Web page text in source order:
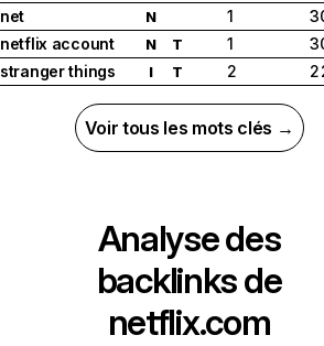
net
N 1
netflix account
N T 1
stranger things
I T 2 2
Voir tous les mots clés →
Analyse des
backlinks de
netflix.com